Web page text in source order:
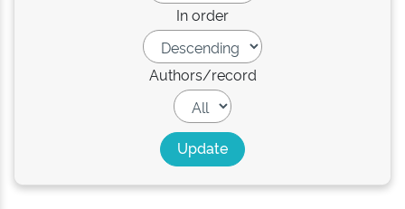
In order
Authors/record